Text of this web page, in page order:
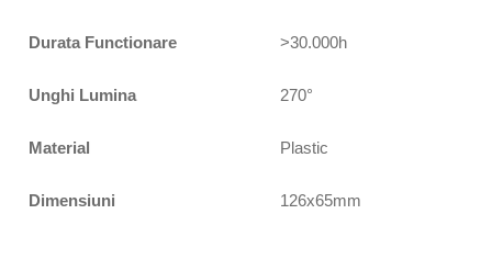
Durata Functionare >30.000h
Unghi Lumina 270°
Material Plastic
Dimensiuni 126x65mm